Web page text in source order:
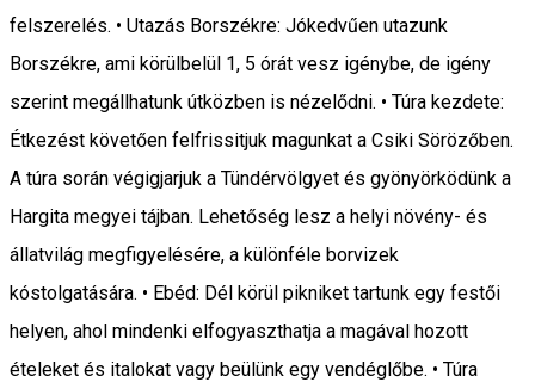
felszerelés. • Utazás Borszékre: Jókedvűen utazunk
Borszékre, ami körülbelül 1, 5 órát vesz igénybe, de igény
szerint megállhatunk útközben is nézelődni. • Túra kezdete:
Étkezést követően felfrissitjuk magunkat a Csiki Sörözőben.
A túra során végigjarjuk a Tündérvölgyet és gyönyörködünk a
Hargita megyei tájban. Lehetőség lesz a helyi növény- és
állatvilág megfigyelésére, a különféle borvizek
kóstolgatására. • Ebéd: Dél körül pikniket tartunk egy festői
helyen, ahol mindenki elfogyaszthatja a magával hozott
ételeket és italokat vagy beülünk egy vendéglőbe. • Túra